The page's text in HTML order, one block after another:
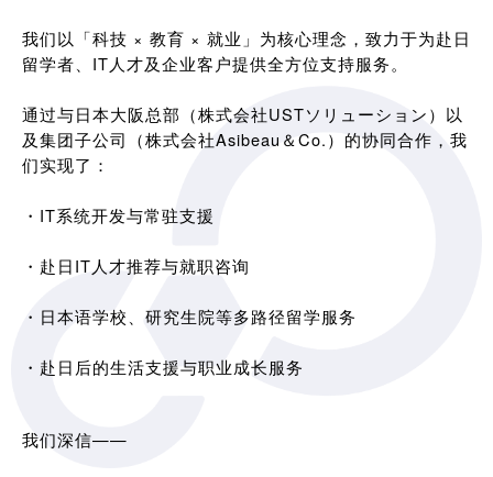
我们以「科技 × 教育 × 就业」为核心理念，致力于为赴日
留学者、IT人才及企业客户提供全方位支持服务。
通过与日本大阪总部（株式会社USTソリューション）以
及集团子公司（株式会社Asibeau＆Co.）的协同合作，我
们实现了：
・IT系统开发与常驻支援
・赴日IT人才推荐与就职咨询
・日本语学校、研究生院等多路径留学服务
・赴日后的生活支援与职业成长服务
我们深信——